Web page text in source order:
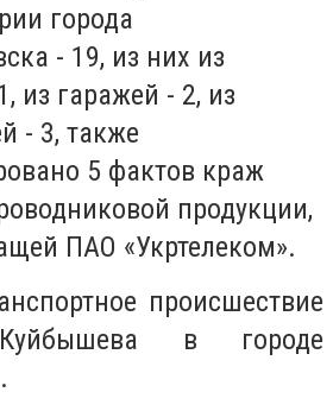
города
- 19, из них из
из гаражей - 2, из
- 3, также
5 фактов краж
продукции,
ПАО «Укртелеком».
происшествие
в городе